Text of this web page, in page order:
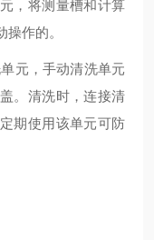
，将测量槽和计算
作的。
元，手动清洗单元
。清洗时，连接清
期使用该单元可防